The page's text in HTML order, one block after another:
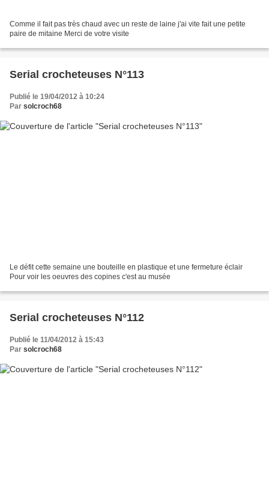
Comme il fait pas très chaud avec un reste de laine j'ai vite fait une petite
paire de mitaine Merci de votre visite
Serial crocheteuses N°113
Publié le 19/04/2012 à 10:24
Par solcroch68
Le défit cette semaine une bouteille en plastique et une fermeture éclair
Pour voir les oeuvres des copines c'est au musée
Serial crocheteuses N°112
Publié le 11/04/2012 à 15:43
Par solcroch68